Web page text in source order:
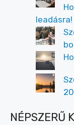
leadásra!
NÉPSZERŰ